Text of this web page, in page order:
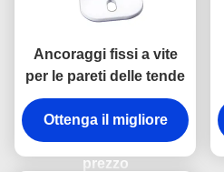
Ancoraggi fissi a vite
per le pareti delle tende
Ottenga il migliore
prezzo